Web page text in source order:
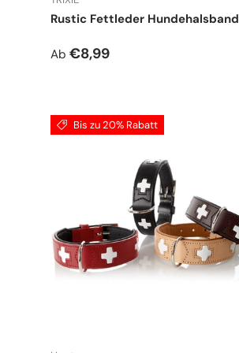
Rustic Fettleder Hundehalsband
Normaler Preis
Ab €8,99
Bis zu 20% Rabatt